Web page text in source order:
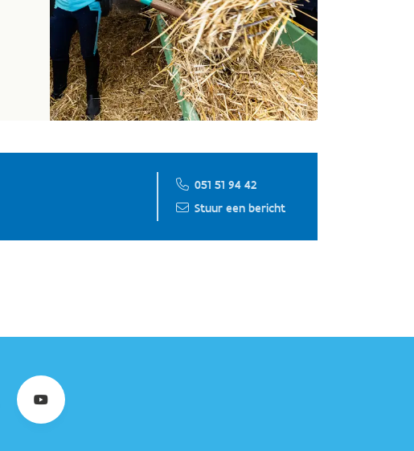
051 51 94 42
Stuur een bericht